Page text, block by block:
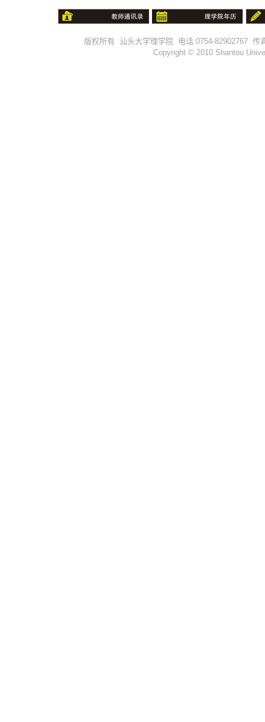
版权所有 汕头大学理学院 电话:0754-82902767 传
Copyright © 2010 Shantou